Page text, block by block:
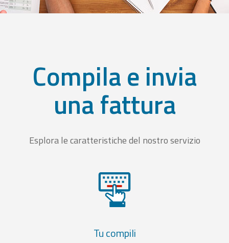
Compila e invia
una fattura
Esplora le caratteristiche del nostro servizio
Tu compili